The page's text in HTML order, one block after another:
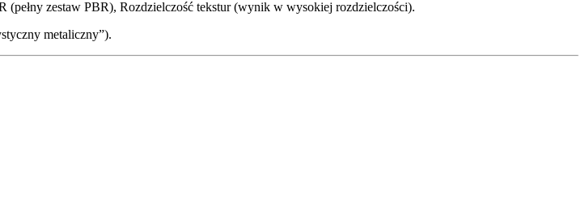
zestaw PBR), Rozdzielczość tekstur (wynik w wysokiej rozdzielczości).
metaliczny”).